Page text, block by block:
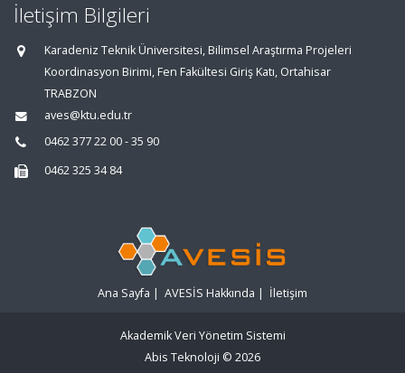
İletişim Bilgileri
Karadeniz Teknik Üniversitesi, Bilimsel Araştırma Projeleri
Koordinasyon Birimi, Fen Fakültesi Giriş Katı, Ortahisar
TRABZON
aves@ktu.edu.tr
0462 377 22 00 - 35 90
0462 325 34 84
Ana Sayfa | AVESİS Hakkında | İletişim
Akademik Veri Yönetim Sistemi
Abis Teknoloji © 2026